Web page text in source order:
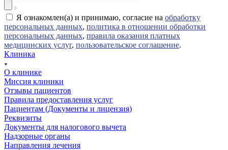
Я ознакомлен(а) и принимаю, согласие на обработку
персональных данных, политика в отношении обработки
персональных данных, правила оказания платных
медицинских услуг, пользовательское соглашение.
Клиника
О клинике
Миссия клиники
Отзывы пациентов
Правила предоставления услуг
Пациентам (Документы и лицензия)
Реквизиты
Документы для налогового вычета
Надзорные органы
Направления лечения